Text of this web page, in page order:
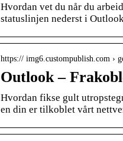
Hvordan vet du når du
statuslinjen nederst i
https:// img6.custompublish.com ›
Outlook –
Hvordan fikse gult
en din er tilkoblet vårt